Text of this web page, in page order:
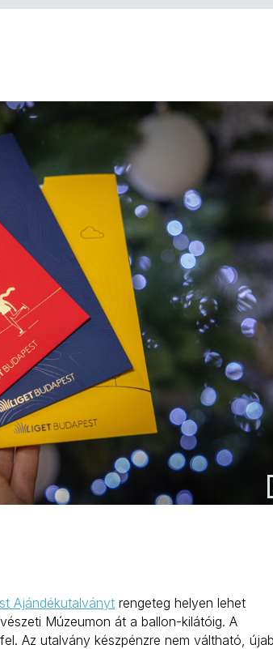
Ajándékutalványt rengeteg helyen lehet
Múzeumon át a ballon-kilátóig. A
Az utalvány készpénzre nem váltható,